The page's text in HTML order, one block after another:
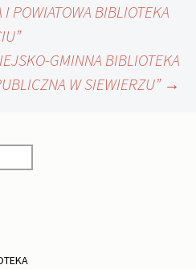
POWIATOWA BIBLIOTEKA
GMINNA BIBLIOTEKA
W SIEWIERZU” →